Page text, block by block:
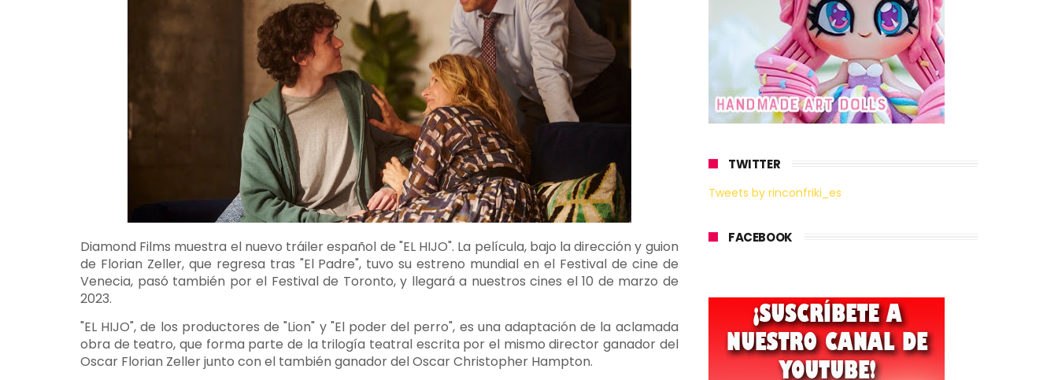
Diamond Films muestra el nuevo tráiler español de "EL HIJO". La película, bajo la dirección y guion
de Florian Zeller, que regresa tras "El Padre", tuvo su estreno mundial en el Festival de cine de
Venecia, pasó también por el Festival de Toronto, y llegará a nuestros cines el 10 de marzo de
2023.
"EL HIJO", de los productores de "Lion" y "El poder del perro", es una adaptación de la aclamada
obra de teatro, que forma parte de la trilogía teatral escrita por el mismo director ganador del
Oscar Florian Zeller junto con el también ganador del Oscar Christopher Hampton.
TWITTER
Tweets by rinconfriki_es
FACEBOOK